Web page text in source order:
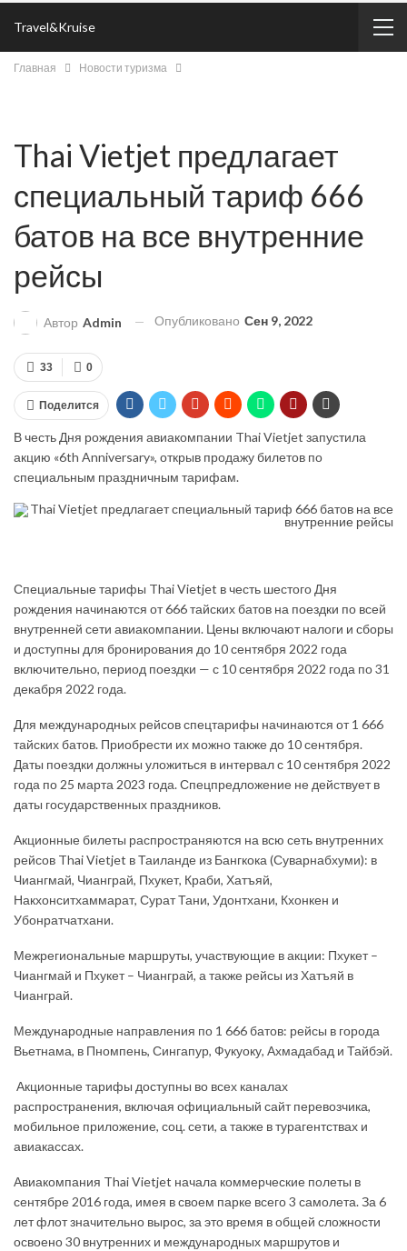
Travel&Kruise
Главная Новости туризма
Thai Vietjet предлагает
специальный тариф 666
батов на все внутренние
рейсы
Автор Admin Опубликовано Сен 9, 2022
0
33
Поделится
В честь Дня рождения авиакомпании Thai Vietjet запустила
акцию «6th Anniversary», открыв продажу билетов по
специальным праздничным тарифам.
Специальные тарифы Thai Vietjet в честь шестого Дня
рождения начинаются от 666 тайских батов на поездки по всей
внутренней сети авиакомпании. Цены включают налоги и сборы
и доступны для бронирования до 10 сентября 2022 года
включительно, период поездки — с 10 сентября 2022 года по 31
декабря 2022 года.
Для международных рейсов спецтарифы начинаются от 1 666
тайских батов. Приобрести их можно также до 10 сентября.
Даты поездки должны уложиться в интервал с 10 сентября 2022
года по 25 марта 2023 года. Спецпредложение не действует в
даты государственных праздников.
Акционные билеты распространяются на всю сеть внутренних
рейсов Thai Vietjet в Таиланде из Бангкока (Суварнабхуми): в
Чиангмай, Чианграй, Пхукет, Краби, Хатъяй,
Накхонситхаммарат, Сурат Тани, Удонтхани, Кхонкен и
Убонратчатхани.
Межрегиональные маршруты, участвующие в акции: Пхукет –
Чиангмай и Пхукет – Чианграй, а также рейсы из Хатъяй в
Чианграй.
Международные направления по 1 666 батов: рейсы в города
Вьетнама, в Пномпень, Сингапур, Фукуоку, Ахмадабад и Тайбэй.
Акционные тарифы доступны во всех каналах
распространения, включая официальный сайт перевозчика,
мобильное приложение, соц. сети, а также в турагентствах и
авиакассах.
Авиакомпания Thai Vietjet начала коммерческие полеты в
сентябре 2016 года, имея в своем парке всего 3 самолета. За 6
лет флот значительно вырос, за это время в общей сложности
освоено 30 внутренних и международных маршрутов и